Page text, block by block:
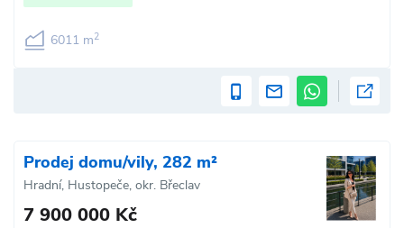
6011 m2
Prodej domu/vily, 282 m²
Hradní, Hustopeče, okr. Břeclav
7 900 000 Kč